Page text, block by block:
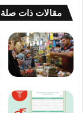
مقالات ذات صلة